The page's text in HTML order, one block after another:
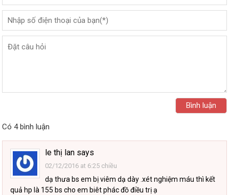
Có 4 bình luận
le thị lan says
02/12/2016 at 6:25 chiều
dạ thưa bs em bị viêm dạ dày .xét nghiệm máu thì kết
quả hp là 155 bs cho em biêt phác đồ điều trị ạ